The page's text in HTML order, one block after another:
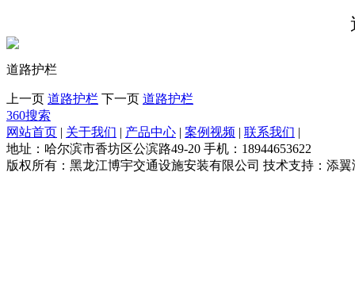
道路护栏
上一页 道路护栏 下一页 道路护栏
360搜索
网站首页 | 关于我们 | 产品中心 | 案例视频 | 联系我们 |
地址：哈尔滨市香坊区公滨路49-20 手机：18944653622
版权所有：黑龙江博宇交通设施安装有限公司 技术支持：添